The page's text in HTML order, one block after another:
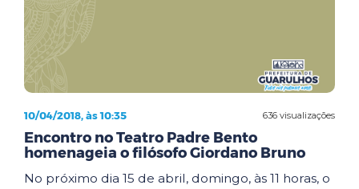
636 visualizações
10/04/2018, às 10:35
Encontro no Teatro Padre Bento
homenageia o filósofo Giordano Bruno
No próximo dia 15 de abril, domingo, às 11 horas, o